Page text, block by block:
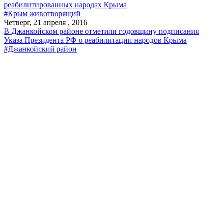
реабилитированных народах Крыма
#Крым животворящий
Четверг, 21 апреля , 2016
В Джанкойском районе отметили годовщину подписания
Указа Президента РФ о реабилитации народов Крыма
#Джанкойский район